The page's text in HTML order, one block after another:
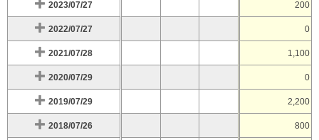
2023/07/27 200
2022/07/27 0
2021/07/28 1,100
2020/07/29 0
2019/07/29 2,200
2018/07/26 800